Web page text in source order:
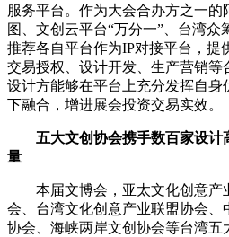
服务平台。作为大会合办方之一
图、文创云平台“万分一”、台湾众
推荐各自平台作为IP对接平台，提
交易授权、设计开发、生产营销等
设计方能够在平台上充分发挥自
下融合，增进展会投资交易实效。
五大文创协会携手数百家设
量
本届文博会，亚太文化创意产
会、台湾文化创意产业联盟协会、
协会、海峡两岸文创协会等台湾